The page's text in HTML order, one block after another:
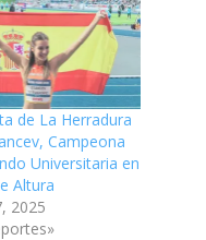
de La Herradura
Campeona
Universitaria en
Altura
2025